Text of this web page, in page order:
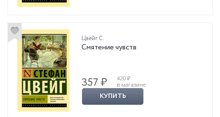
Цвейг С.
Смятение чувств
357 ₽
420 ₽
в магазине
КУПИТЬ